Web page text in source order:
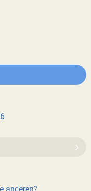
anderen?